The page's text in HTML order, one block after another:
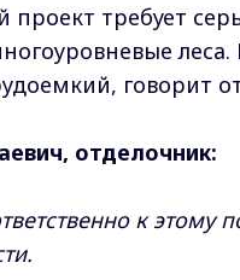
требует
говорит
отделочник:
к